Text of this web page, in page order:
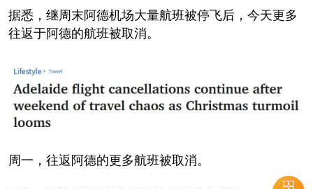
据悉，继周末阿德机场大量航班被停飞后，今天更多
往返于阿德的航班被取消。
周一，往返阿德的更多航班被取消。